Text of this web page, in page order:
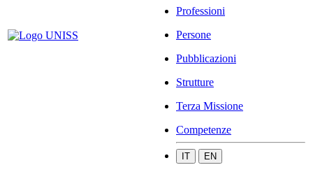
Professioni
Persone
Pubblicazioni
Strutture
Terza Missione
Competenze
IT EN